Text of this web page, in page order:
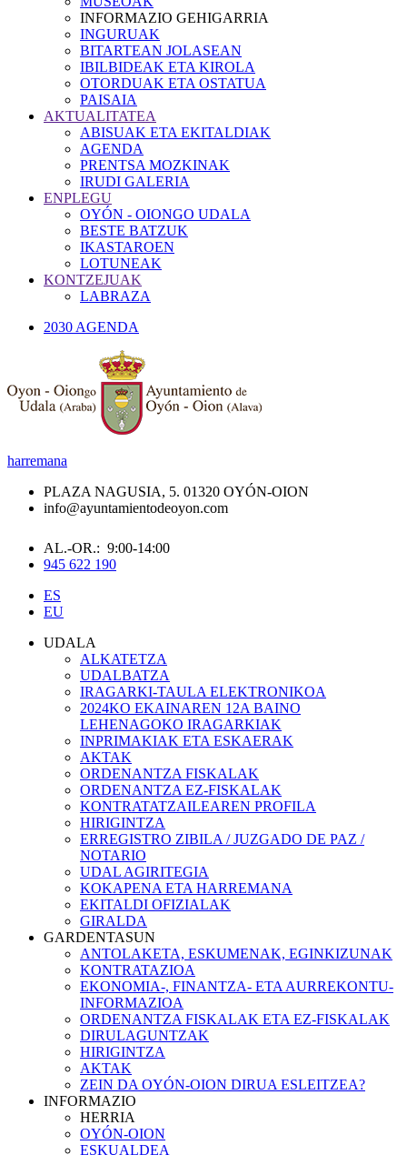
INFORMAZIO GEHIGARRIA
INGURUAK
BITARTEAN JOLASEAN
IBILBIDEAK ETA KIROLA
OTORDUAK ETA OSTATUA
PAISAIA
AKTUALITATEA
ABISUAK ETA EKITALDIAK
AGENDA
PRENTSA MOZKINAK
IRUDI GALERIA
ENPLEGU
OYÓN - OIONGO UDALA
BESTE BATZUK
IKASTAROEN
LOTUNEAK
KONTZEJUAK
LABRAZA
2030 AGENDA
harremana
PLAZA NAGUSIA, 5. 01320 OYÓN-OION
info@ayuntamientodeoyon.com
AL.-OR.: 9:00-14:00
945 622 190
ES
EU
UDALA
ALKATETZA
UDALBATZA
IRAGARKI-TAULA ELEKTRONIKOA
2024KO EKAINAREN 12A BAINO
LEHENAGOKO IRAGARKIAK
INPRIMAKIAK ETA ESKAERAK
AKTAK
ORDENANTZA FISKALAK
ORDENANTZA EZ-FISKALAK
KONTRATATZAILEAREN PROFILA
HIRIGINTZA
ERREGISTRO ZIBILA / JUZGADO DE PAZ /
NOTARIO
UDAL AGIRITEGIA
KOKAPENA ETA HARREMANA
EKITALDI OFIZIALAK
GIRALDA
GARDENTASUN
ANTOLAKETA, ESKUMENAK, EGINKIZUNAK
KONTRATAZIOA
EKONOMIA-, FINANTZA- ETA AURREKONTU-
INFORMAZIOA
ORDENANTZA FISKALAK ETA EZ-FISKALAK
DIRULAGUNTZAK
HIRIGINTZA
AKTAK
ZEIN DA OYÓN-OION DIRUA ESLEITZEA?
INFORMAZIO
HERRIA
OYÓN-OION
ESKUALDEA